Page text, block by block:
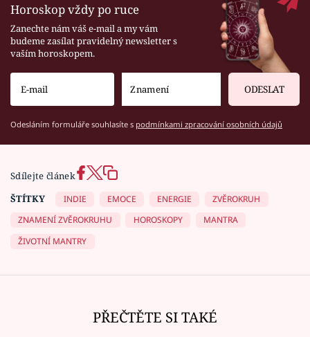
Horoskop vždy po ruce
Zanechte nám váš e-mail a my vám
budeme zasílat pravidelný newsletter s
vaším horoskopem.
ODESLAT
Odesláním formuláře souhlasíte s podmínkami zpracování osobních údajů
Sdílejte článek
ŠTÍTKY
INDIE EMOCE ENERGIE
ZVĚROKRUH
ZNAMENÍ ZVĚROKRUHU
HOROSKOPY
MANTRA
ŽIVOTNÍ MANTRY
PŘEČTĚTE SI TAKÉ